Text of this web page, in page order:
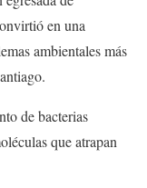
en una
ambientales más
de bacterias
que atrapan